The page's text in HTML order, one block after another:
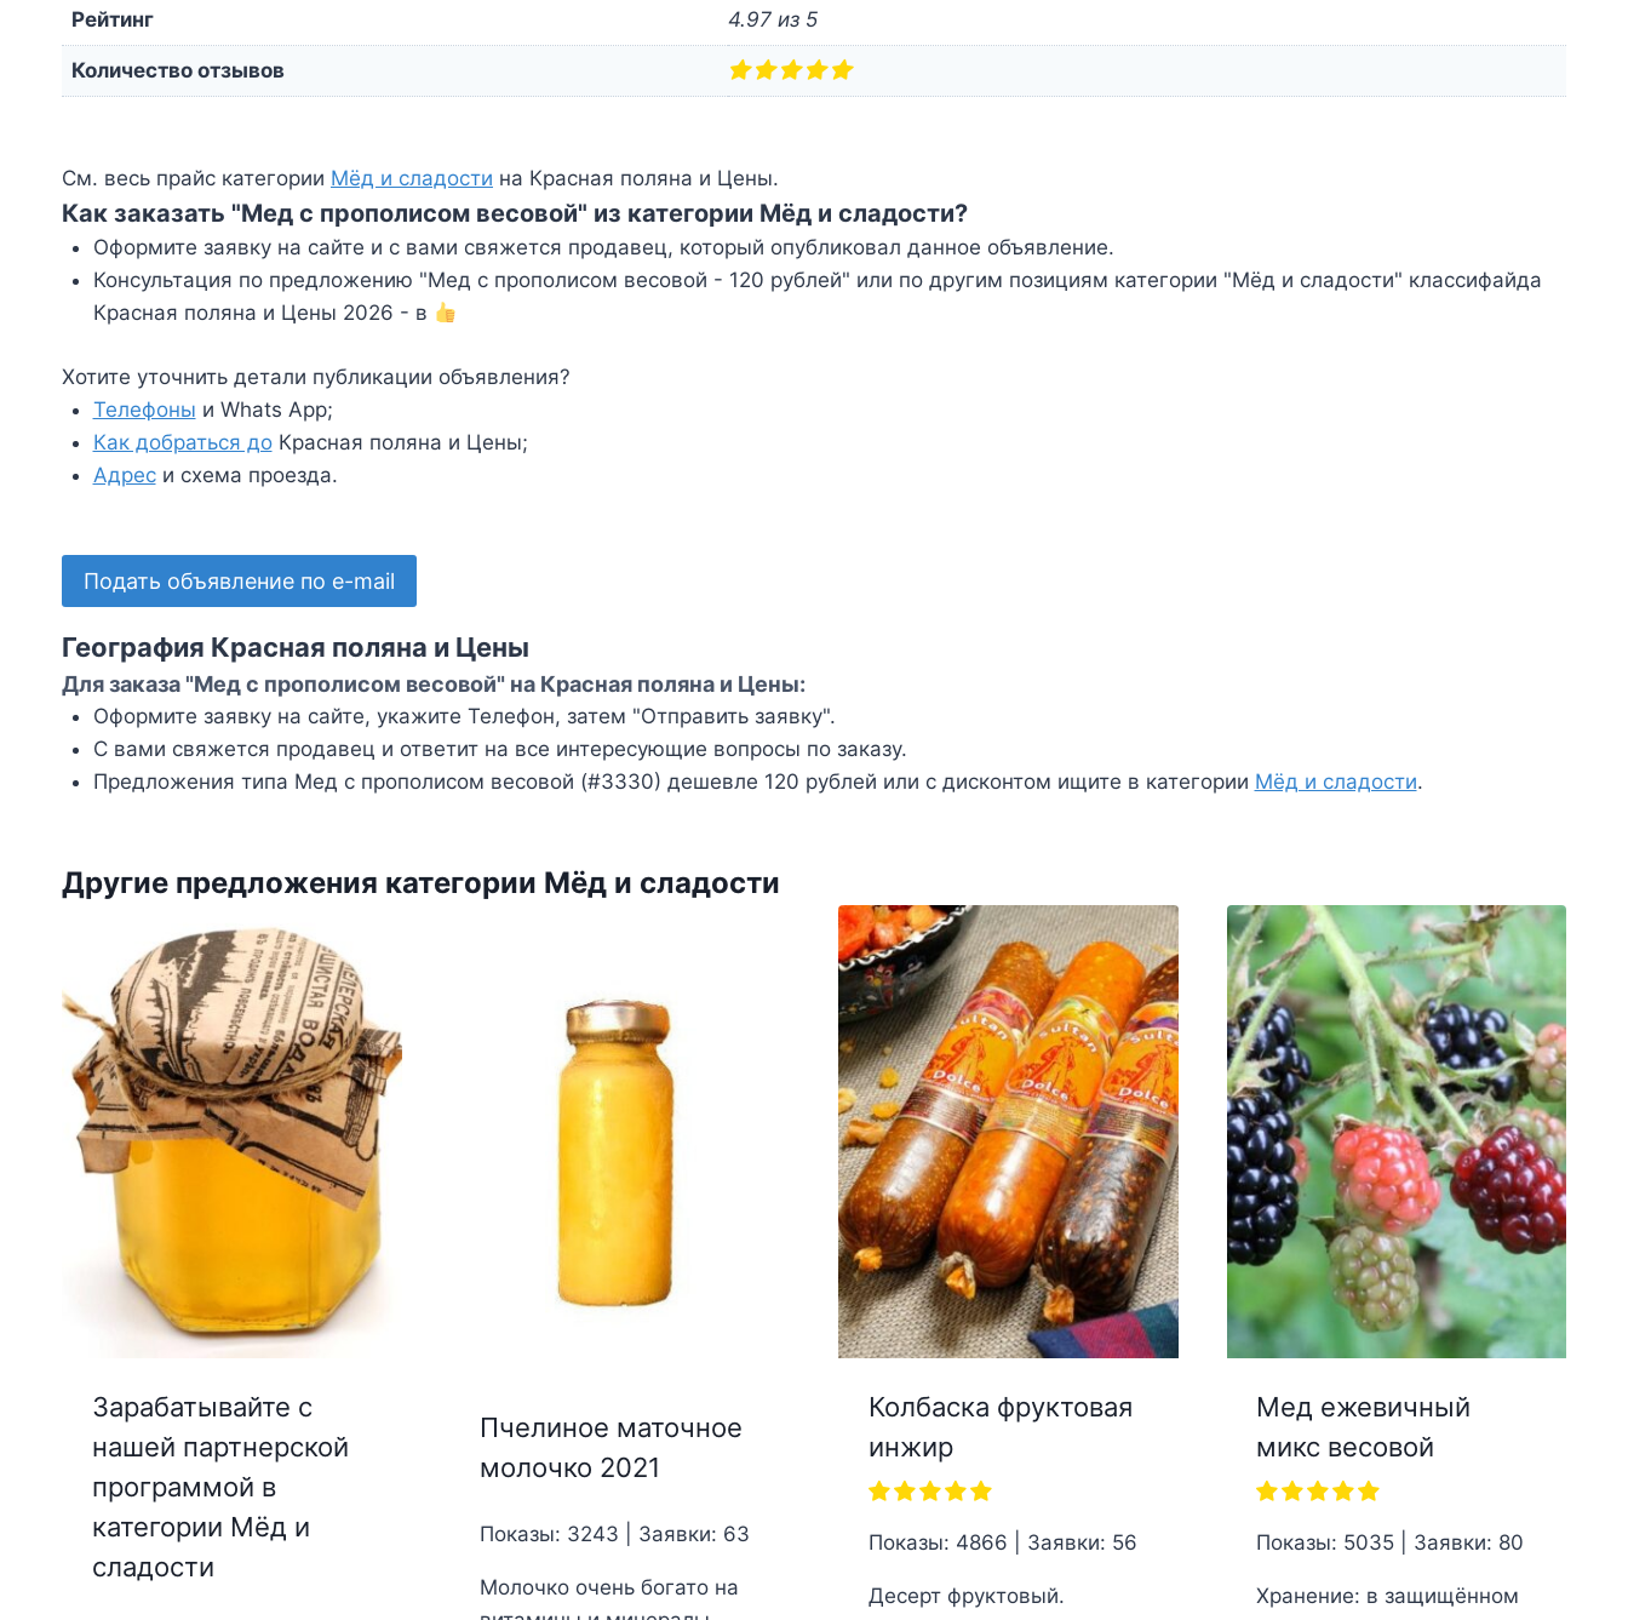
Рейтинг 4.97 из 5
Количество отзывов
См. весь прайс категории Мёд и сладости на Красная поляна и Цены.
Как заказать "Мед с прополисом весовой" из категории Мёд и сладости?
Оформите заявку на сайте и с вами свяжется продавец, который опубликовал данное объявление.
Консультация по предложению "Мед с прополисом весовой - 120 рублей" или по другим позициям категории "Мёд и сладости" классифайда
Красная поляна и Цены 2026 - в
Хотите уточнить детали публикации объявления?
Телефоны и Whats App;
Как добраться доКрасная поляна и Цены;
Адреси схема проезда.
Подать объявление по e-mail
География Красная поляна и Цены
Для заказа "Мед с прополисом весовой" на Красная поляна и Цены:
Оформите заявку на сайте, укажите Телефон, затем "Отправить заявку".
С вами свяжется продавец и ответит на все интересующие вопросы по заказу.
Предложения типа Мед с прополисом весовой (#3330) дешевле 120 рублей или с дисконтом ищите в категории Мёд и сладости.
Другие предложения категории Мёд и сладости
Зарабатывайте с
нашей партнерской
программой в
категории Мёд и
сладости
Пчелиное маточное
молочко 2021
Показы: 3243 | Заявки: 63
Молочко очень богато на
Колбаска фруктовая
инжир
Показы: 4866 | Заявки: 56
Десерт фруктовый.
Мед ежевичный
микс весовой
Показы: 5035 | Заявки: 80
Хранение: в защищённом